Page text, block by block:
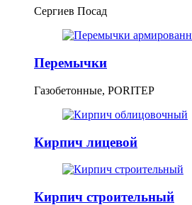
Сергиев Посад
Перемычки
Газобетонные, PORITEP
Кирпич лицевой
Кирпич строительный